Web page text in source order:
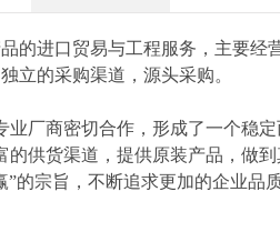
的进口贸易与工程服务，主要经
立的采购渠道，源头采购。
厂商密切合作，形成了一个稳
供货渠道，提供原装产品，做
的宗旨，不断追求更加的企业品